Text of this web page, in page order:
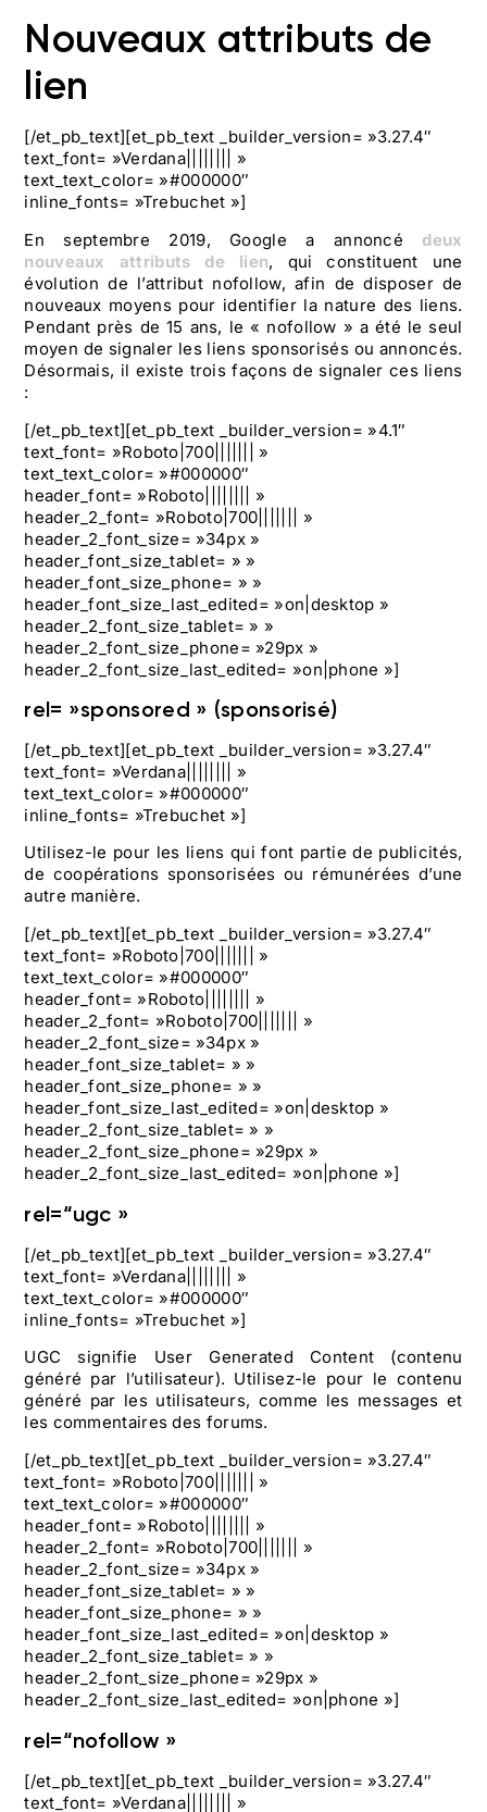
Nouveaux attributs de
lien
[/et_pb_text][et_pb_text _builder_version= »3.27.4″
text_font= »Verdana|||||||| »
text_text_color= »#000000″
inline_fonts= »Trebuchet »]
En septembre 2019, Google a annoncé deux
nouveaux attributs de lien, qui constituent une
évolution de l’attribut nofollow, afin de disposer de
nouveaux moyens pour identifier la nature des liens.
Pendant près de 15 ans, le « nofollow » a été le seul
moyen de signaler les liens sponsorisés ou annoncés.
Désormais, il existe trois façons de signaler ces liens
:
[/et_pb_text][et_pb_text _builder_version= »4.1″
text_font= »Roboto|700||||||| »
text_text_color= »#000000″
header_font= »Roboto|||||||| »
header_2_font= »Roboto|700||||||| »
header_2_font_size= »34px »
header_font_size_tablet= » »
header_font_size_phone= » »
header_font_size_last_edited= »on|desktop »
header_2_font_size_tablet= » »
header_2_font_size_phone= »29px »
header_2_font_size_last_edited= »on|phone »]
rel= »sponsored » (sponsorisé)
[/et_pb_text][et_pb_text _builder_version= »3.27.4″
text_font= »Verdana|||||||| »
text_text_color= »#000000″
inline_fonts= »Trebuchet »]
Utilisez-le pour les liens qui font partie de publicités,
de coopérations sponsorisées ou rémunérées d’une
autre manière.
[/et_pb_text][et_pb_text _builder_version= »3.27.4″
text_font= »Roboto|700||||||| »
text_text_color= »#000000″
header_font= »Roboto|||||||| »
header_2_font= »Roboto|700||||||| »
header_2_font_size= »34px »
header_font_size_tablet= » »
header_font_size_phone= » »
header_font_size_last_edited= »on|desktop »
header_2_font_size_tablet= » »
header_2_font_size_phone= »29px »
header_2_font_size_last_edited= »on|phone »]
rel=“ugc »
[/et_pb_text][et_pb_text _builder_version= »3.27.4″
text_font= »Verdana|||||||| »
text_text_color= »#000000″
inline_fonts= »Trebuchet »]
UGC signifie User Generated Content (contenu
généré par l’utilisateur). Utilisez-le pour le contenu
généré par les utilisateurs, comme les messages et
les commentaires des forums.
[/et_pb_text][et_pb_text _builder_version= »3.27.4″
text_font= »Roboto|700||||||| »
text_text_color= »#000000″
header_font= »Roboto|||||||| »
header_2_font= »Roboto|700||||||| »
header_2_font_size= »34px »
header_font_size_tablet= » »
header_font_size_phone= » »
header_font_size_last_edited= »on|desktop »
header_2_font_size_tablet= » »
header_2_font_size_phone= »29px »
header_2_font_size_last_edited= »on|phone »]
rel=“nofollow »
[/et_pb_text][et_pb_text _builder_version= »3.27.4″
text_font= »Verdana|||||||| »